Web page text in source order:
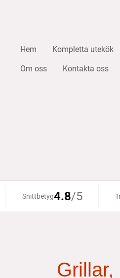
Hem Kompletta utekök
Om oss Kontakta oss